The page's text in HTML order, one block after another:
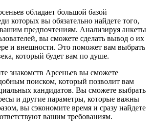
обладает большой базой
которых вы обязательно найдете того,
вашим предпочтениям. Анализируя анкеты
вы сможете сделать вывод о их
и внешности. Это поможет вам выбрать
который будет вам по душе.
знакомств Арсеньев вы сможете
поиском, который позволит вам
кандидатов. Вы сможете выбрать
и другие параметры, которые важны
вы сэкономите время и сразу найдете
вашим требованиям.